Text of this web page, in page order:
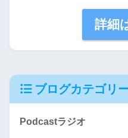
詳細
ブログカテゴリ
Podcastラジオ